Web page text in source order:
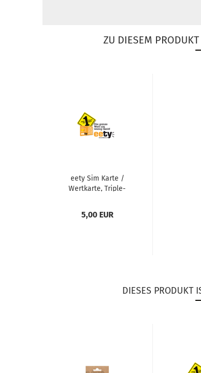
ZU DIESEM
eety Sim Karte /
Wert­kar­te, Trip­le­
5,00 EUR
DIESES PRODUKT